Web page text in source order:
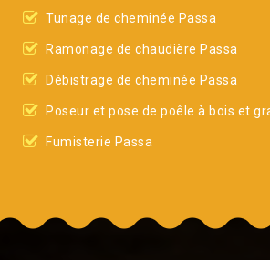
Tunage de cheminée Passa
Ramonage de chaudière Passa
Débistrage de cheminée Passa
Poseur et pose de poêle à bois et
Fumisterie Passa